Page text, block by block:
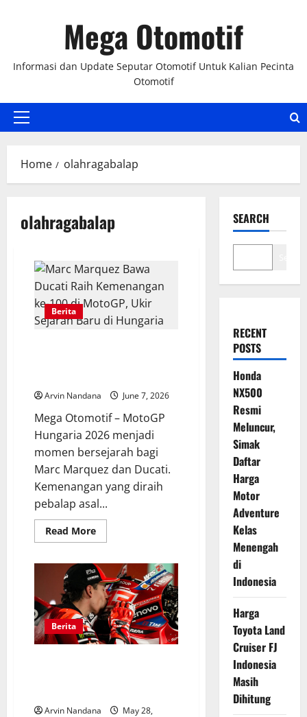
Mega Otomotif
Informasi dan Update Seputar Otomotif Untuk Kalian Pecinta
Otomotif
Primary
Home olahragabalap
olahragabalap
Berita
Arvin Nandana June 7, 2026
Mega Otomotif – MotoGP
Hungaria 2026 menjadi
momen bersejarah bagi
Marc Marquez dan Ducati.
Kemenangan yang diraih
pebalap asal...
Read MoreRead
more
Marquez
Bawa
Ducati
Raih
Kemenangan
ke-
100
di
MotoGP,
Berita
Arvin Nandana
May 28,
SEARCH
RECENT
POSTS
Honda
NX500
Resmi
Meluncur,
Simak
Daftar
Harga
Motor
Adventure
Kelas
Menengah
di
Indonesia
Harga
Toyota Land
Cruiser FJ
Indonesia
Masih
Dihitung